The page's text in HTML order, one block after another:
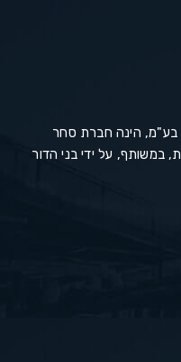
בע"מ, הינה חברת סחר
במשותף, על ידי בני הדור